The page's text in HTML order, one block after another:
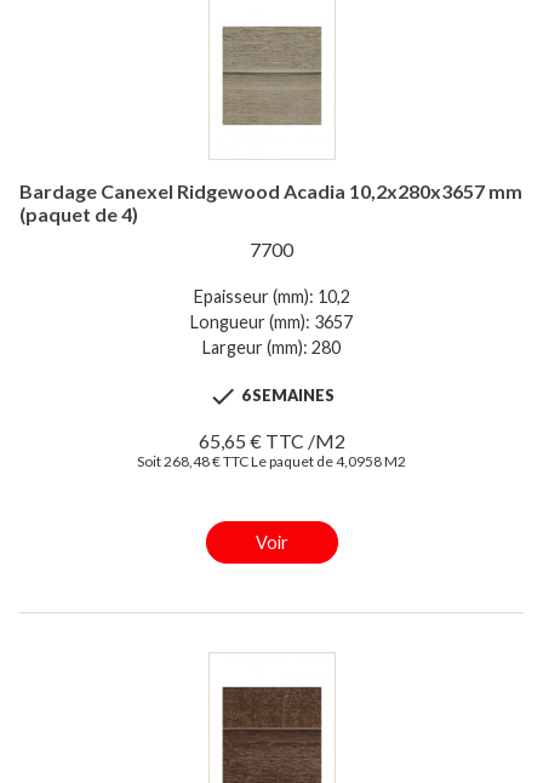
Bardage Canexel Ridgewood Acadia 10,2x280x3657 mm
(paquet de 4)
7700
Epaisseur (mm): 10,2
Longueur (mm): 3657
Largeur (mm): 280
 6 SEMAINES
65,65 € TTC /M2
Soit 268,48 € TTC Le paquet de 4,0958 M2
Voir